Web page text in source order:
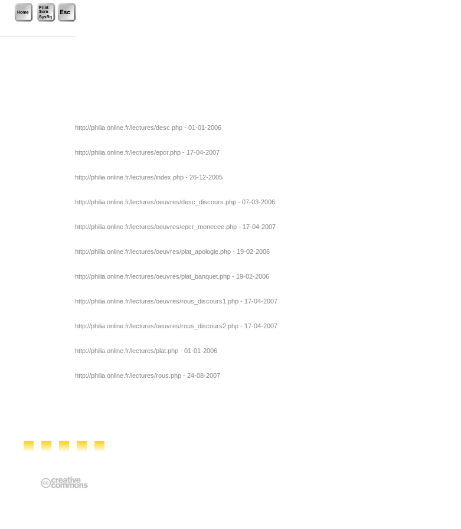
http://philia.online.fr/lectures/desc.php - 01-01-2006
http://philia.online.fr/lectures/epcr.php - 17-04-2007
http://philia.online.fr/lectures/index.php - 26-12-2005
http://philia.online.fr/lectures/oeuvres/desc_discours.php - 07-03-2006
http://philia.online.fr/lectures/oeuvres/epcr_menecee.php - 17-04-2007
http://philia.online.fr/lectures/oeuvres/plat_apologie.php - 19-02-2006
http://philia.online.fr/lectures/oeuvres/plat_banquet.php - 19-02-2006
http://philia.online.fr/lectures/oeuvres/rous_discours1.php - 17-04-2007
http://philia.online.fr/lectures/oeuvres/rous_discours2.php - 17-04-2007
http://philia.online.fr/lectures/plat.php - 01-01-2006
http://philia.online.fr/lectures/rous.php - 24-08-2007